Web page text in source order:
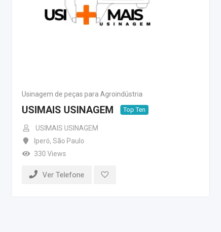
Usinagem de peças para Agroindústria
USIMAIS USINAGEM Top Ten
USIMAIS USINAGEM
Iperó, São Paulo
330 Views
Ver Telefone